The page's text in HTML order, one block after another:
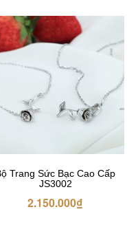
Trang Sức Bạc Cao Cấp
JS3002
2.150.000₫